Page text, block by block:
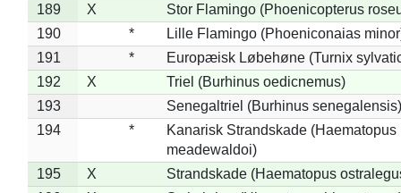
189
X
Stor Flamingo (Phoenicopterus
190
*
Lille Flamingo (Phoeniconaias
191
*
Europæisk Løbehøne (Turnix
192
X
Triel (Burhinus oedicnemus)
193
Senegaltriel (Burhinus senegalensis)
194
*
Kanarisk Strandskade (Haematopus
meadewaldoi)
195
X
Strandskade (Haematopus